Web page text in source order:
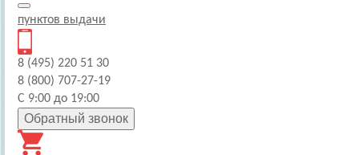
пунктов выдачи
8 (495) 220 51 30
8 (800) 707-27-19
С 9:00 до 19:00
Обратный звонок